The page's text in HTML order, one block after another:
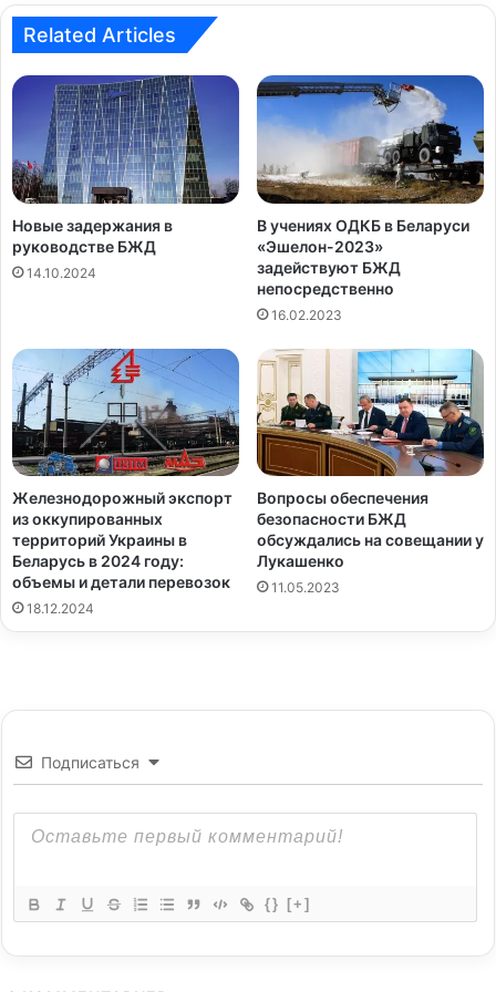
д
е
о
Related Articles
Новые задержания в
руководстве БЖД
14.10.2024
В учениях ОДКБ в Беларуси
«Эшелон-2023»
задействуют БЖД
непосредственно
16.02.2023
Железнодорожный экспорт
из оккупированных
территорий Украины в
Беларусь в 2024 году:
объемы и детали перевозок
18.12.2024
Вопросы обеспечения
безопасности БЖД
обсуждались на совещании у
Лукашенко
11.05.2023
Подписаться
{} [+]